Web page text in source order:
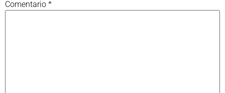
Comentario *